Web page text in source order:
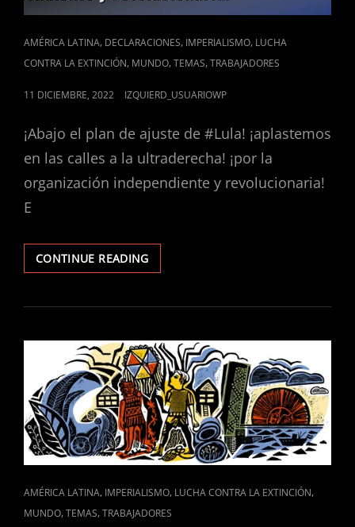
CAT
LINKS
AMÉRICA LATINA, DECLARACIONES, IMPERIALISMO, LUCHA
CONTRA LA EXTINCIÓN, MUNDO,TEMAS,TRABAJADORES
POSTED
11 DICIEMBRE, 2022 IZQUIERD_USUARIOWP
¡Abajo el plan de ajuste de #Lula! ¡aplastemos
en las calles a la ultraderecha! ¡por la
organización independiente y revolucionaria!
E
CONTINUE READINGGANÓ
LULA,
PERDIENDO
TRABAJADORES
CAT
LINKS
AMÉRICA LATINA, IMPERIALISMO, LUCHA CONTRA LA EXTINCIÓN,
MUNDO,TEMAS,TRABAJADORES